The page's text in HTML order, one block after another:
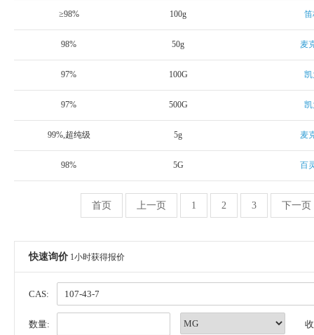
≥98% 100g
98% 50g 麦
97% 100G
97% 500G
99%,超纯级 5g 麦
98% 5G 百
首页 上一页 1 2 3 下一页
快速询价 1小时获得报价
CAS:
数量: